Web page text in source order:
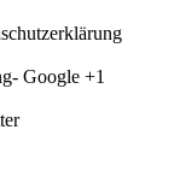
Google +1